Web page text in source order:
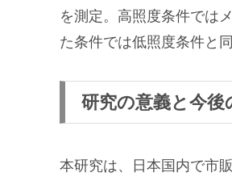
を測定。高照度条件では
た条件では低照度条件と
研究の意義と今後
本研究は、日本国内で市